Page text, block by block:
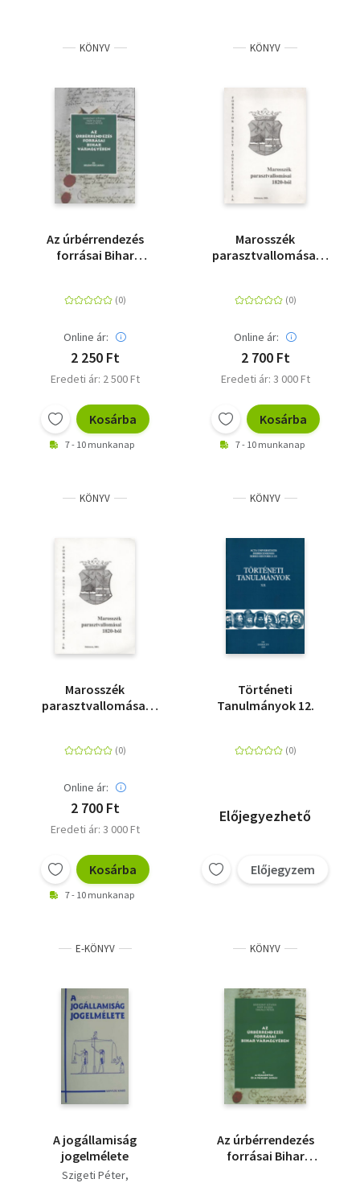
KÖNYV
Az úrbérrendezés
forrásai Bihar
Online ár:
2 250 Ft
Eredeti ár: 2 500 Ft
Kosárba
7 - 10 munkanap
KÖNYV
Marosszék
parasztvallomásai
2/A.
Online ár:
2 700 Ft
Eredeti ár: 3 000 Ft
Kosárba
7 - 10 munkanap
KÖNYV
Marosszék
parasztvallomásai
2/B.
Online ár:
2 700 Ft
Eredeti ár: 3 000 Ft
Kosárba
7 - 10 munkanap
KÖNYV
Történeti
Tanulmányok 12.
Előjegyezhető
Előjegyzem
E-KÖNYV
A jogállamiság
jogelmélete
Szigeti Péter
KÖNYV
Az úrbérrendezés
forrásai Bihar